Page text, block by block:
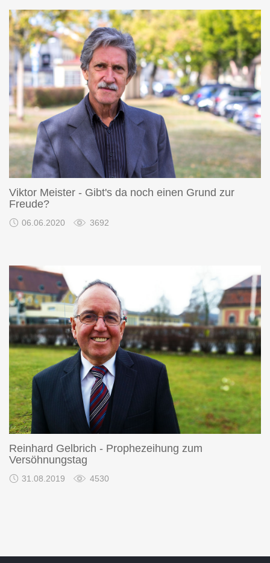
Viktor Meister - Gibt's da noch einen Grund zur
Freude?
06.06.2020 3692
Reinhard Gelbrich - Prophezeihung zum
Versöhnungstag
31.08.2019 4530